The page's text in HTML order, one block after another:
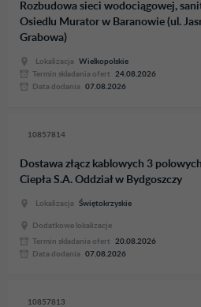
Rozbudowa sieci wodociągowej,
Osiedlu Murator w Baranowie (ul.
Grabowa)
Lokalizacja
Wielkopolskie
Termin skladania ofert
24.08.2026
Data dodania
07.08.2026
10857814
Dostawa złącz kablowych 3
Ciepła S.A. Oddział w Bydgoszczy
Lokalizacja Świętokrzyskie
Dodatkowe lokalizacje
Termin skladania ofert
20.08.2026
Data dodania
07.08.2026
10857813